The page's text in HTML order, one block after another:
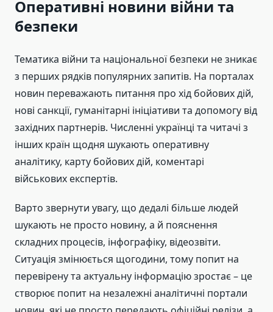
Оперативні новини війни та
безпеки
Тематика війни та національної безпеки не зникає
з перших рядків популярних запитів. На порталах
новин переважають питання про хід бойових дій,
нові санкції, гуманітарні ініціативи та допомогу від
західних партнерів. Численні українці та читачі з
інших країн щодня шукають оперативну
аналітику, карту бойових дій, коментарі
військових експертів.
Варто звернути увагу, що дедалі більше людей
шукають не просто новину, а й пояснення
складних процесів, інфографіку, відеозвіти.
Ситуація змінюється щогодини, тому попит на
перевірену та актуальну інформацію зростає – це
створює попит на незалежні аналітичні портали